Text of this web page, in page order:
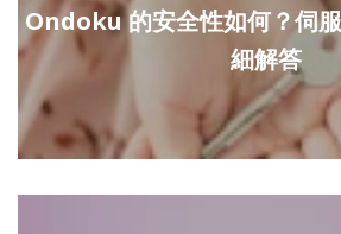
Ondoku 的安全性如何？伺
細解答